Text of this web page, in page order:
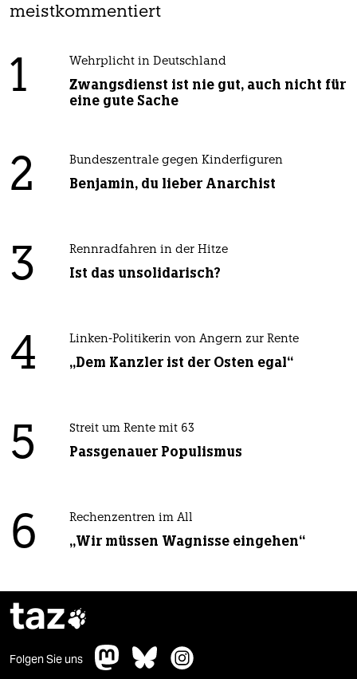
meistkommentiert
1 Wehrplicht in Deutschland
Zwangsdienst ist nie gut, auch nicht für
eine gute Sache
2 Bundeszentrale gegen Kinderfiguren
Benjamin, du lieber Anarchist
3 Rennradfahren in der Hitze
Ist das unsolidarisch?
4 Linken-Politikerin von Angern zur Rente
„Dem Kanzler ist der Osten egal“
5 Streit um Rente mit 63
Passgenauer Populismus
6 Rechenzentren im All
„Wir müssen Wagnisse eingehen“
taz
Folgen Sie uns